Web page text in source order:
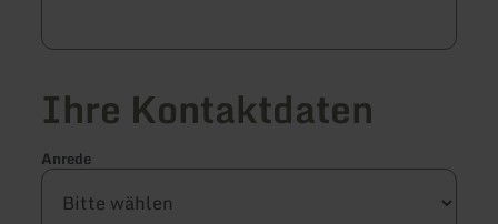
Ihre Kontaktdaten
Anrede